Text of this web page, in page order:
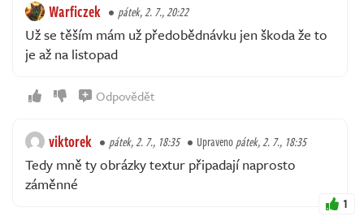
Warficzek pátek, 2. 7., 20:22
Už se těším mám už předobědnávku jen škoda že to
je až na listopad
Odpovědět
viktorek pátek, 2. 7., 18:35 Upravenopátek, 2. 7., 18:35
Tedy mně ty obrázky textur připadají naprosto
záměnné
1